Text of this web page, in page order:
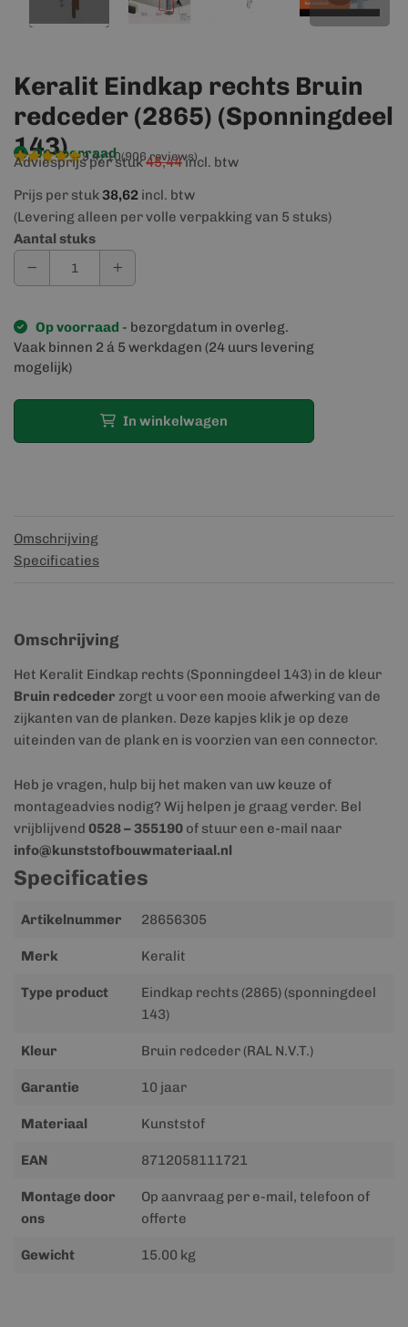
Keralit Eindkap rechts Bruin
redceder (2865) (Sponningdeel
143)
Op voorraad
9,4/10(906 reviews)
Adviesprijs per stuk45,44incl. btw
Prijs per stuk38,62 incl. btw
(Levering alleen per volle verpakking van 5 stuks)
Aantal stuks
Op voorraad - bezorgdatum in overleg.
Vaak binnen 2 á 5 werkdagen (24 uurs levering
mogelijk)
In winkelwagen
Omschrijving
Specificaties
Omschrijving
Het Keralit Eindkap rechts (Sponningdeel 143) in de kleur
Bruin redceder zorgt u voor een mooie afwerking van de
zijkanten van de planken. Deze kapjes klik je op deze
uiteinden van de plank en is voorzien van een connector.
Heb je vragen, hulp bij het maken van uw keuze of
montageadvies nodig? Wij helpen je graag verder. Bel
vrijblijvend 0528 – 355190 of stuur een e-mail naar
info@kunststofbouwmateriaal.nl
Specificaties
Meer
Artikelnummer 28656305
Merk Keralit
Type product
Eindkap rechts (2865) (sponningdeel
143)
Kleur Bruin redceder (RAL N.V.T.)
Garantie 10 jaar
Materiaal Kunststof
EAN 8712058111721
Montage door
ons
Op aanvraag per e-mail, telefoon of
offerte
Gewicht 15.00 kg